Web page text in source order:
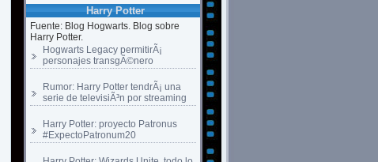
Harry Potter
Fuente: Blog Hogwarts. Blog sobre
Harry Potter.
Hogwarts Legacy permitirÃ¡
personajes transgÃ©nero
Rumor: Harry Potter tendrÃ¡ una
serie de televisiÃ³n por streaming
Harry Potter: proyecto Patronus
#ExpectoPatronum20